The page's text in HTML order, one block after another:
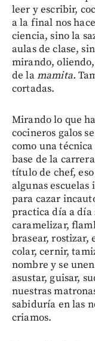
leer y escribir,
a la final nos
ciencia, sino la
aulas de clase,
mirando,
de lamamita.
cortadas.
Mirando lo que
cocineros galos
como una
base de la
título de chef, eso
algunas
para cazar
practica día a día
caramelizar,
brasear, rostizar,
colar, cernir,
nombre y se
asustar, guisar,
nuestras
sabiduría en las
criamos.